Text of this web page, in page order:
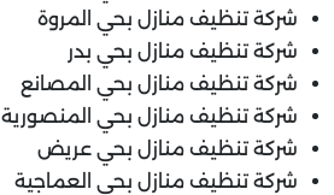
شركة تنظيف منازل بحي المروة
شركة تنظيف منازل بحي بدر
شركة تنظيف منازل بحي المصانع
شركة تنظيف منازل بحي المنصورية
شركة تنظيف منازل بحي عريض
شركة تنظيف منازل بحي العماجية